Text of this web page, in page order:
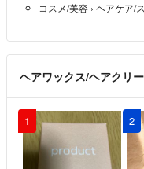
コスメ/美容 › ヘアケア/
ヘアワックス/ヘアクリ
1 2